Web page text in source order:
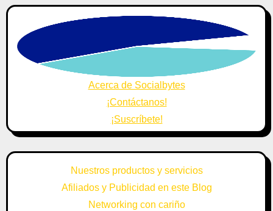
Acerca de Socialbytes
¡Contáctanos!
¡Suscríbete!
Nuestros productos y servicios
Afiliados y Publicidad en este Blog
Networking con cariño